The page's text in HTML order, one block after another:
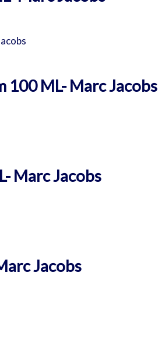
100 ML- Marc Jacobs
Marc Jacobs
Jacobs